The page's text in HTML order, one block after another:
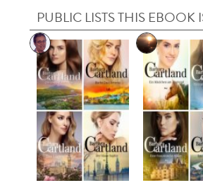
PUBLIC LISTS THIS EBOOK